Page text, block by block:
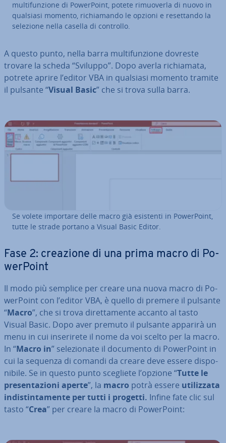
mul­ti­fun­zio­ne di Po­wer­Point, potete ri­muo­ver­la di nuovo in
qualsiasi momento, ri­chia­man­do le opzioni e re­set­tan­do la
selezione nella casella di controllo.
A questo punto, nella barra mul­ti­fun­zio­ne dovreste
trovare la scheda “Sviluppo”. Dopo averla ri­chia­ma­ta,
potrete aprire l’editor VBA in qualsiasi momento tramite
il pulsante “Visual Basic” che si trova sulla barra.
Se volete importare delle macro già esistenti in Po­wer­Point,
tutte le strade portano a Visual Basic Editor.
Fase 2: creazione di una prima macro di Po­
wer­Point
Il modo più semplice per creare una nuova macro di Po­
wer­Point con l’editor VBA, è quello di premere il pulsante
“Macro”, che si trova di­ret­ta­men­te accanto al tasto
Visual Basic. Dopo aver premuto il pulsante apparirà un
menu in cui in­se­ri­re­te il nome da voi scelto per la macro.
In “Macro in” se­le­zio­na­te il documento di Po­wer­Point in
cui la sequenza di comandi da creare deve essere di­spo­
ni­bi­le. Se in questo punto scegliete l’opzione “Tutte le
pre­sen­ta­zio­ni aperte”, la macro potrà essere uti­liz­za­ta
in­di­stin­ta­men­te per tutti i progetti. Infine fate clic sul
tasto “Crea” per creare la macro di Po­wer­Point: